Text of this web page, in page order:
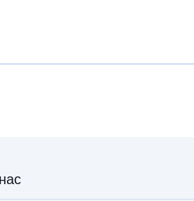
за изготвяне на карти на изложените